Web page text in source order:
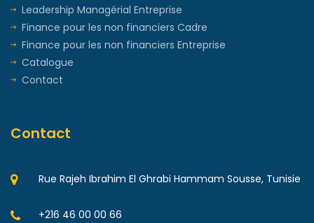
Leadership Managérial Entreprise
Finance pour les non financiers Cadre
Finance pour les non financiers Entreprise
Catalogue
Contact
Contact
Rue Rajeh Ibrahim El Ghrabi Hammam Sousse, Tunisie
+216 46 00 00 66